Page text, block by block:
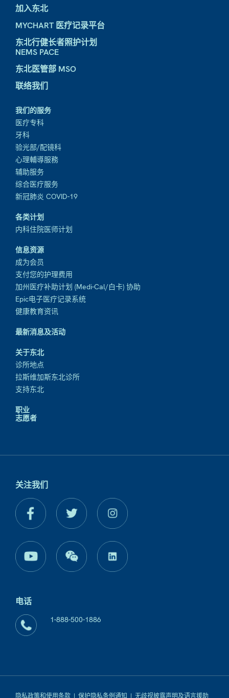
加入东北
MYCHART 医疗记录平台
东北行健长者照护计划
NEMS PACE
东北医管部 MSO
联络我们
我们的服务
医疗专科
牙科
验光部/配镜科
心理輔導服務
辅助服务
综合医疗服务
新冠肺炎 COVID-19
各类计划
内科住院医师计划
信息资源
成为会员
支付您的护理费用
加州医疗补助计划 (Medi-Cal/白卡) 协助
Epic电子医疗记录系统
健康教育资讯
最新消息及活动
关于东北
诊所地点
拉斯维加斯东北诊所
支持东北
职业
志愿者
关注我们
电话
1-888-500-1886
隐私政策和使用条款 | 保护隐私条例通知 | 无歧视披露声明及语言援助